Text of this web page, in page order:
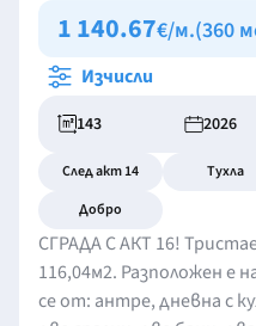
1 140.67€/м.(360
Изчисли
143 2026
След акт 14 Тухла
Добро
СГРАДА С АКТ 16!
116,04м2. Разположен
се от: антре, дневна с